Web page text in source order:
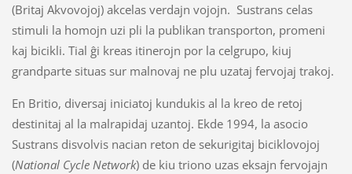
(Britaj Akvovojoj) akcelas verdajn vojojn. Sustrans celas
stimuli la homojn uzi pli la publikan transporton, promeni
kaj bicikli. Tial ĝi kreas itinerojn por la celgrupo, kiuj
grandparte situas sur malnovaj ne plu uzataj fervojaj trakoj.
En Britio, diversaj iniciatoj kundukis al la kreo de retoj
destinitaj al la malrapidaj uzantoj. Ekde 1994, la asocio
Sustrans disvolvis nacian reton de sekurigitaj biciklovojoj
(National Cycle Network) de kiu triono uzas eksajn fervojajn